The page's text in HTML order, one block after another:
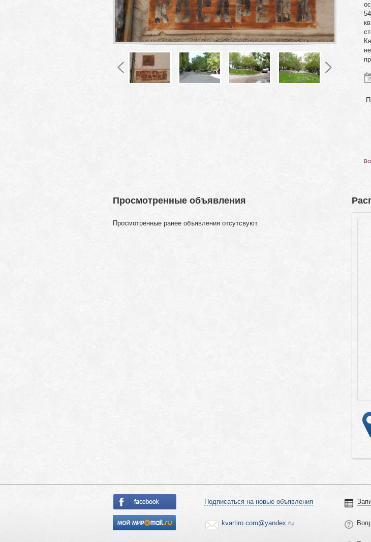
Просмотренные объявления
Просмотренные ранее объявления отсутсвуют.
Подписаться на новые объявления
kvartiro.com@yandex.ru